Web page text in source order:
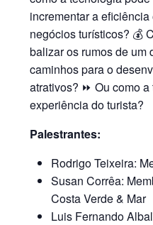
incrementar a
negócios turísticos? 💰
balizar os rumos de um
caminhos para o
atrativos? ⏩ Ou como
experiência do turista?
Palestrantes:
Rodrigo Teixeira:
Susan Corrêa:
Costa Verde & Mar
Luis Fernando